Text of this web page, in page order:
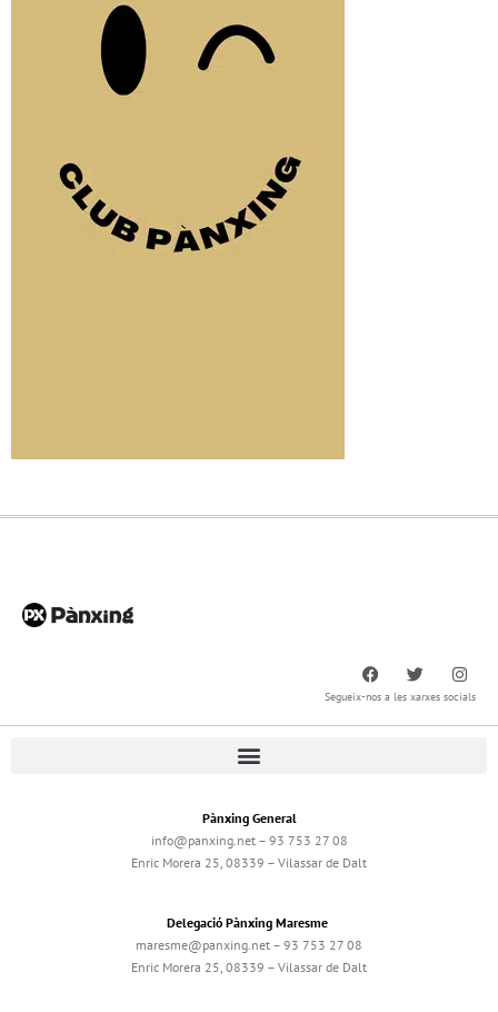
Segueix-nos a les xarxes socials
Pànxing General
info@panxing.net – 93 753 27 08
Enric Morera 25, 08339 – Vilassar de Dalt
Delegació Pànxing Maresme
maresme@panxing.net – 93 753 27 08
Enric Morera 25, 08339 – Vilassar de Dalt